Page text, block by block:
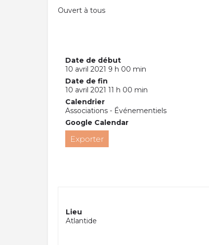
Ouvert à tous
Date de début
10 avril 2021 9 h 00 min
Date de fin
10 avril 2021 11 h 00 min
Calendrier
Associations - Événementiels
Google Calendar
Exporter
Lieu
Atlantide